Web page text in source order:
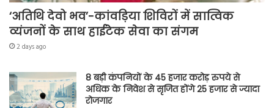
‘अतिथि देवो भव’-कांवड़िया शिविरों में सात्विक
व्यंजनों के साथ हाईटेक सेवा का संगम
2 days ago
8 बड़ी कंपनियों के 45 हजार करोड़ रुपये से
अधिक के निवेश से सृजित होंगे 25 हजार से ज्यादा
रोजगार